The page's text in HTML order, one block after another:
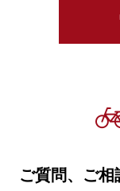
ご質問、ご相